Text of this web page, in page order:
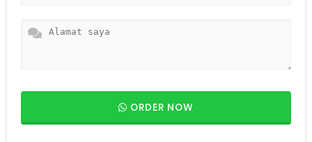
ORDER NOW